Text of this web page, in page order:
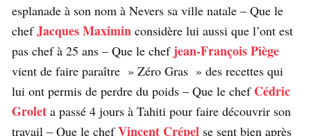
esplanade à son nom à Nevers sa ville natale – Que le
chefJacques Maximin considère lui aussi que l’ont est
pas chef à 25 ans – Que le chef jean-François Piège
vient de faire paraître » Zéro Gras » des recettes qui
lui ont permis de perdre du poids – Que le chef Cédric
Grolet a passé 4 jours à Tahiti pour faire découvrir son
travail – Que le chefVincent Crépel se sent bien après